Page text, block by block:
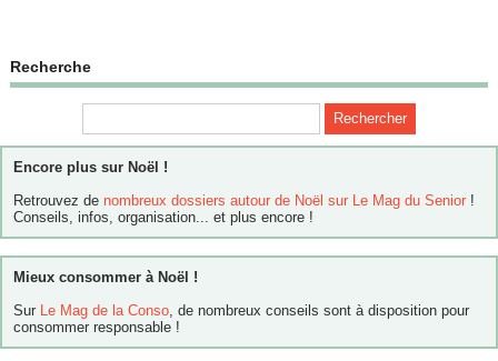
Recherche
Encore plus sur Noël !
Retrouvez de nombreux dossiers autour de Noël sur Le Mag du Senior !
Conseils, infos, organisation... et plus encore !
Mieux consommer à Noël !
Sur
Le Mag de la Conso , de nombreux conseils sont à disposition pour
consommer responsable !